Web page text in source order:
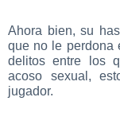
Ahora bien, su
que no le perdona
delitos entre los
acoso sexual,
jugador.